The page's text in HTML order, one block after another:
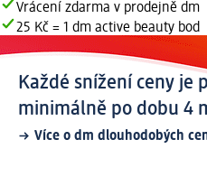
Vrácení zdarma v prodejně dm
25 Kč = 1 dm active beauty bod
Každé snížení ceny je
minimálně po dobu 4
Více o dm dlouhodobých